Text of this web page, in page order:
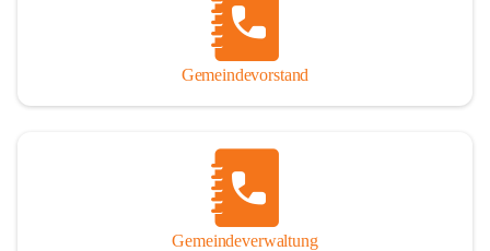
Gemeindevorstand
Gemeindeverwaltung